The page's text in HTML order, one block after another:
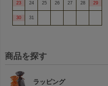
23 24 25 26 27 28 29
30 31
商品を探す
ラッピング